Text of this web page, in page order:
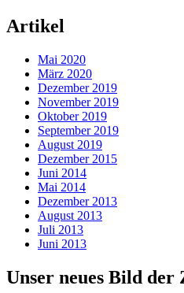
Artikel
Mai 2020
März 2020
Dezember 2019
November 2019
Oktober 2019
September 2019
August 2019
Dezember 2015
Juni 2014
Mai 2014
Dezember 2013
August 2013
Juli 2013
Juni 2013
Unser neues Bild der